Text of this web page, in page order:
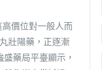
價位對一般人而
壯陽藥，正逐漸
藥局平臺顯示，